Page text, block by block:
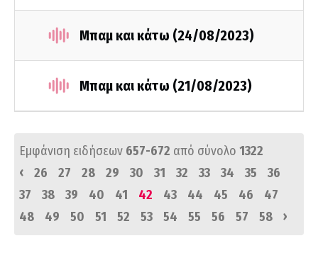
Μπαμ και κάτω (24/08/2023)
Μπαμ και κάτω (21/08/2023)
Εμφάνιση ειδήσεων 657-672 από σύνολο 1322
‹
26 27 28 29 30 31 32 33 34 35
36
37
38 39 40 41 42 43 44 45 46
47
48
49 50 51 52 53 54 55 56 57 58 ›